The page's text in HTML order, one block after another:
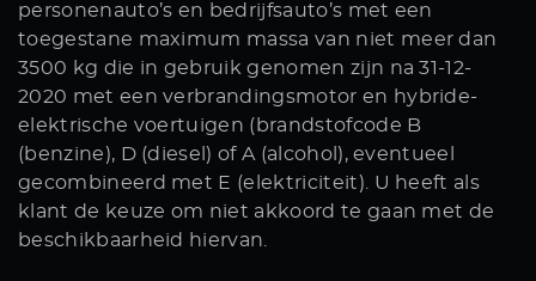
personenauto’s en bedrijfsauto’s met een
toegestane maximum massa van niet meer dan
3500 kg die in gebruik genomen zijn na 31-12-
2020 met een verbrandingsmotor en hybride-
elektrische voertuigen (brandstofcode B
(benzine), D (diesel) of A (alcohol), eventueel
gecombineerd met E (elektriciteit). U heeft als
klant de keuze om niet akkoord te gaan met de
beschikbaarheid hiervan.